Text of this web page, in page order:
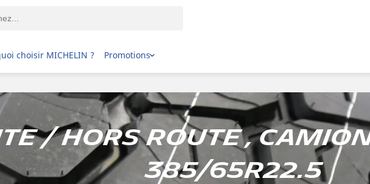
choisir MICHELIN ? Promotions
/ Hors route ,
385/65R22.5